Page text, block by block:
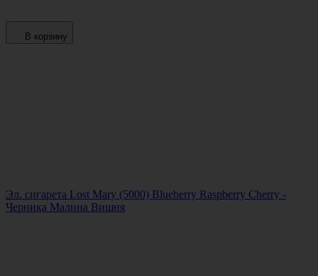
В корзину
Эл. сигарета Lost Mary (5000) Blueberry Raspberry Cherry -
Черника Малина Вишня